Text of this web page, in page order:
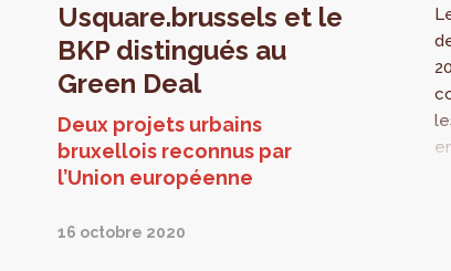
Usquare.brussels et le
BKP distingués au
Green Deal
Deux projets urbains
bruxellois reconnus par
l’Union européenne
16 octobre 2020